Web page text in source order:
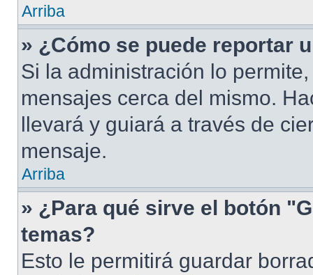
Arriba
» ¿Cómo se puede reportar
Si la administración lo
mensajes cerca del mismo.
llevará y guiará a través de
mensaje.
Arriba
» ¿Para qué sirve el botón
temas?
Esto le permitirá guardar